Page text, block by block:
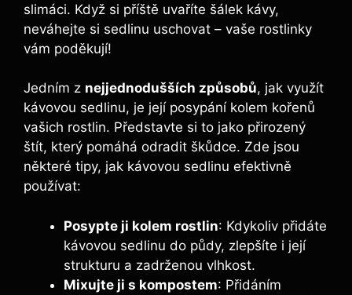
slimáci. Když si příště uvaříte šálek kávy,‌
neváhejte si sedlinu uschovat – vaše rostlinky
vám poděkují!
Jedním z nejjednodušších způsobů, jak‍ využít
‍kávovou sedlinu,⁣ je ‌její posypání ⁣kolem ‌kořenů
vašich rostlin. Představte si to jako přirozený⁤
štít, který pomáhá‌ odradit škůdce.⁣ Zde jsou
některé tipy,​ jak kávovou sedlinu efektivně
používat:
Posypte ji kolem rostlin: Kdykoliv přidáte
kávovou sedlinu do ⁢půdy, zlepšíte i její‍
strukturu a zadrženou vlhkost.
Mixujte ji s kompostem: Přidáním